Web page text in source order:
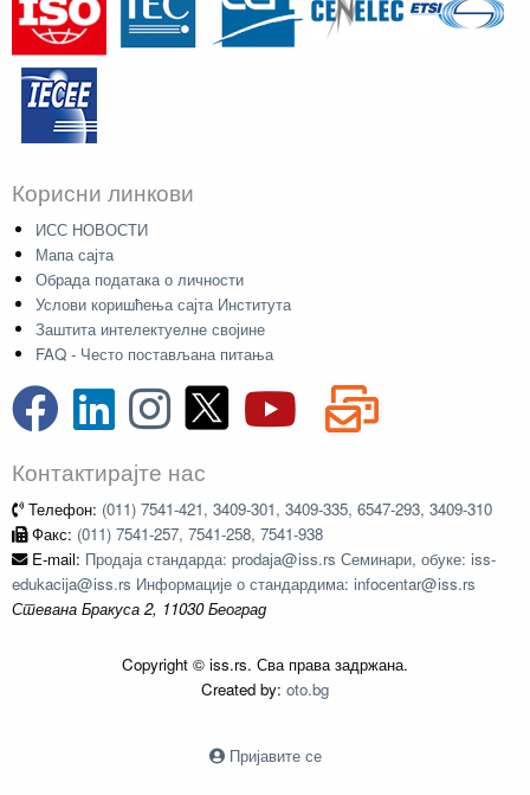
Корисни линкови
ИСС НОВОСТИ
Мапа сајта
Обрада података о личности
Услови коришћења сајта Института
Заштита интелектуелне својине
FAQ - Често постављана питања
Контактирајте нас
Телефон: (011) 7541-421, 3409-301, 3409-335, 6547-293, 3409-310
Факс: (011) 7541-257, 7541-258, 7541-938
E-mail: Продаја стандарда: prodaja@iss.rs Семинари, обуке: iss-
edukacija@iss.rs Информације о стандардима: infocentar@iss.rs
Стевана Бракуса 2, 11030 Београд
Copyright © iss.rs. Сва права задржана.
Created by: oto.bg
Пријавите се